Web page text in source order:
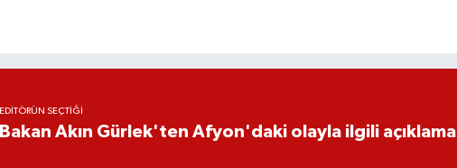
EDITÖRÜN SEÇTIĞI
Bakan Akın Gürlek'ten Afyon'daki olayla ilgili açıklama